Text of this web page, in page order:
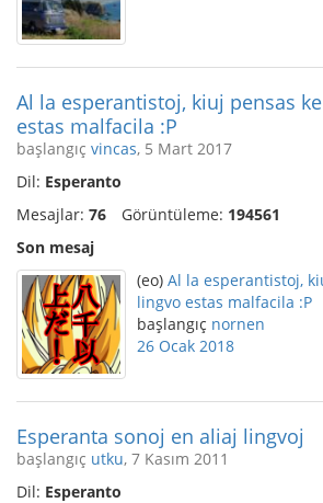
Al la esperantistoj, kiuj pensas
estas malfacila :P
başlangıç vincas, 5 Mart 2017
Dil: Esperanto
Mesajlar: 76 Görüntüleme: 194561
Son mesaj
(eo) Al la esperantistoj,
lingvo estas malfacila :P
başlangıç nornen
26 Ocak 2018
Esperanta sonoj en aliaj lingvoj
başlangıç utku, 7 Kasım 2011
Dil: Esperanto